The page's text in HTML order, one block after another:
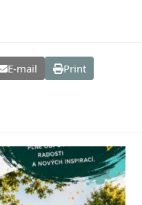
E-mail Print